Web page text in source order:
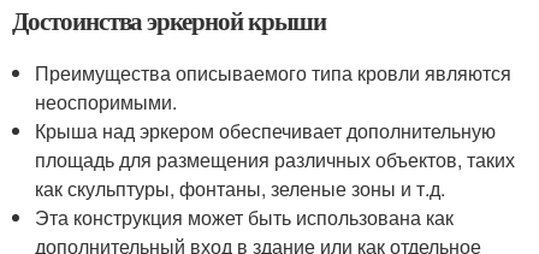
Достоинства эркерной крыши
Преимущества описываемого типа кровли являются
неоспоримыми.
Крыша над эркером обеспечивает дополнительную
площадь для размещения различных объектов, таких
как скульптуры, фонтаны, зеленые зоны и т.д.
Эта конструкция может быть использована как
дополнительный вход в здание или как отдельное